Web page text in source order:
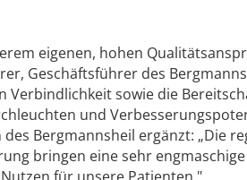
eigenen, hohen
Geschäftsführer des
sowie die
und
Bergmannsheil ergänzt: „Die
bringen eine sehr